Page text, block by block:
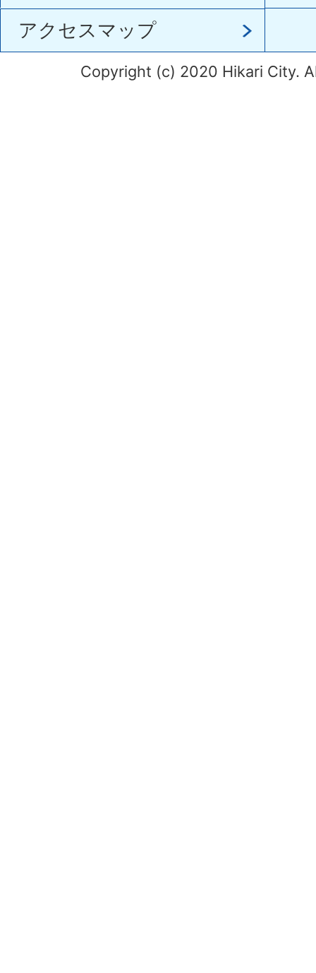
アクセスマップ
Copyright (c) 2020 Hikari City.